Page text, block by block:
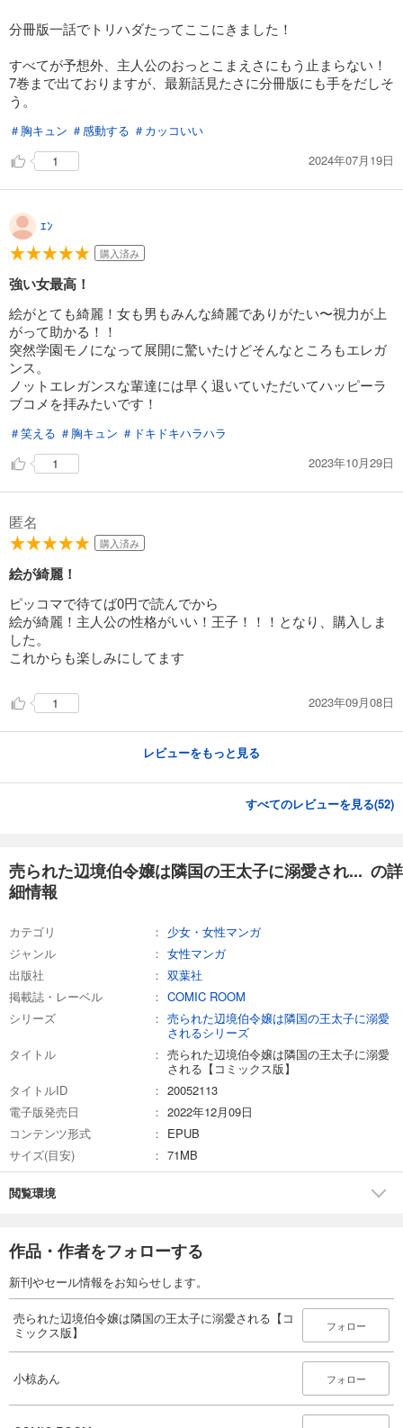
分冊版一話でトリハダたってここにきました！
すべてが予想外、主人公のおっとこまえさにもう止まらない！
7巻まで出ておりますが、最新話見たさに分冊版にも手をだしそ
う。
＃胸キュン ＃感動する ＃カッコいい
1
2024年07月19日
ｴﾝ
購入済み
強い女最高！
絵がとても綺麗！女も男もみんな綺麗でありがたい〜視力が上
がって助かる！！
突然学園モノになって展開に驚いたけどそんなところもエレガ
ンス。
ノットエレガンスな輩達には早く退いていただいてハッピーラ
ブコメを拝みたいです！
＃笑える ＃胸キュン ＃ドキドキハラハラ
1
2023年10月29日
匿名
購入済み
絵が綺麗！
ピッコマで待てば0円で読んでから
絵が綺麗！主人公の性格がいい！王子！！！となり、購入しま
した。
これからも楽しみにしてます
1 2023年09月08日
レビューをもっと見る
すべてのレビューを見る(52)
売られた辺境伯令嬢は隣国の王太子に溺愛され... の詳
細情報
カテゴリ
少女・女性マンガ
ジャンル
女性マンガ
出版社
双葉社
掲載誌・レーベル
COMIC ROOM
シリーズ
売られた辺境伯令嬢は隣国の王太子に溺愛
されるシリーズ
タイトル
売られた辺境伯令嬢は隣国の王太子に溺愛
される【コミックス版】
タイトルID
20052113
電子版発売日
2022年12月09日
コンテンツ形式
EPUB
サイズ(目安)
71MB
閲覧環境
作品・作者をフォローする
新刊やセール情報をお知らせします。
売られた辺境伯令嬢は隣国の王太子に溺愛される【コ
ミックス版】
フォロー
小椋あん フォロー